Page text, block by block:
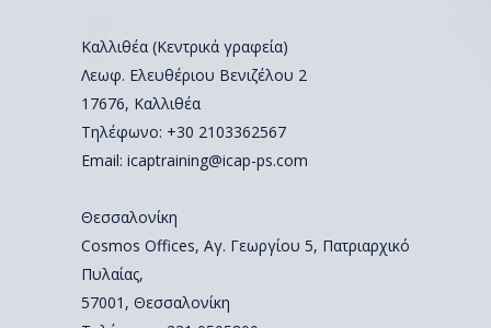
Καλλιθέα (Κεντρικά γραφεία)
Λεωφ. Ελευθέριου Βενιζέλου 2
17676, Καλλιθέα
Τηλέφωνο: +30 2103362567
Email: icaptraining@icap-ps.com
Θεσσαλονίκη
Cosmos Offices, Αγ. Γεωργίου 5, Πατριαρχικό
Πυλαίας,
57001, Θεσσαλονίκη